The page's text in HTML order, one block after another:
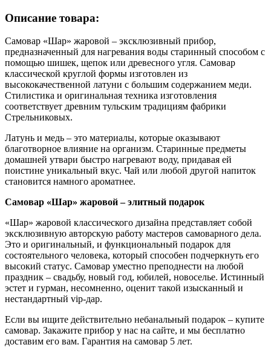
Описание товара:
Самовар «Шар» жаровой – эксклюзивный прибор,
предназначенный для нагревания воды старинный способом с
помощью шишек, щепок или древесного угля. Самовар
классической круглой формы изготовлен из
высококачественной латуни с большим содержанием меди.
Стилистика и оригинальная техника изготовления
соответствует древним тульским традициям фабрики
Стрельниковых.
Латунь и медь – это материалы, которые оказывают
благотворное влияние на организм. Старинные предметы
домашней утвари быстро нагревают воду, придавая ей
поистине уникальный вкус. Чай или любой другой напиток
становится намного ароматнее.
Самовар «Шар» жаровой – элитный подарок
«Шар» жаровой классического дизайна представляет собой
эксклюзивную авторскую работу мастеров самоварного дела.
Это и оригинальный, и функциональный подарок для
состоятельного человека, который способен подчеркнуть его
высокий статус. Самовар уместно преподнести на любой
праздник – свадьбу, новый год, юбилей, новоселье. Истинный
эстет и гурман, несомненно, оценит такой изысканный и
нестандартный vip-дар.
Если вы ищите действительно небанальный подарок – купите
самовар. Закажите прибор у нас на сайте, и мы бесплатно
доставим его вам. Гарантия на самовар 5 лет.